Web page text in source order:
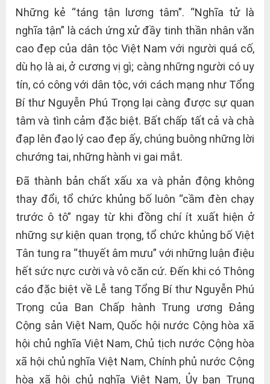
Những kẻ “táng tận lương tâm”. “Nghĩa tử là
nghĩa tận” là cách ứng xử đầy tinh thần nhân văn
cao đẹp của dân tộc Việt Nam với người quá cố,
dù họ là ai, ở cương vị gì; càng những người có uy
tín, có công với dân tộc, với cách mạng như Tổng
Bí thư Nguyễn Phú Trọng lại càng được sự quan
tâm và tình cảm đặc biệt. Bất chấp tất cả và chà
đạp lên đạo lý cao đẹp ấy, chúng buông những lời
chướng tai, những hành vi gai mắt.
Đã thành bản chất xấu xa và phản động không
thay đổi, tổ chức khủng bố luôn “cầm đèn chạy
trước ô tô” ngay từ khi đồng chí ít xuất hiện ở
những sự kiện quan trọng, tổ chức khủng bố Việt
Tân tung ra “thuyết âm mưu” với những luận điệu
hết sức nực cười và vô căn cứ. Đến khi có Thông
cáo đặc biệt về Lễ tang Tổng Bí thư Nguyễn Phú
Trọng của Ban Chấp hành Trung ương Đảng
Cộng sản Việt Nam, Quốc hội nước Cộng hòa xã
hội chủ nghĩa Việt Nam, Chủ tịch nước Cộng hòa
xã hội chủ nghĩa Việt Nam, Chính phủ nước Cộng
hòa xã hội chủ nghĩa Việt Nam, Ủy ban Trung